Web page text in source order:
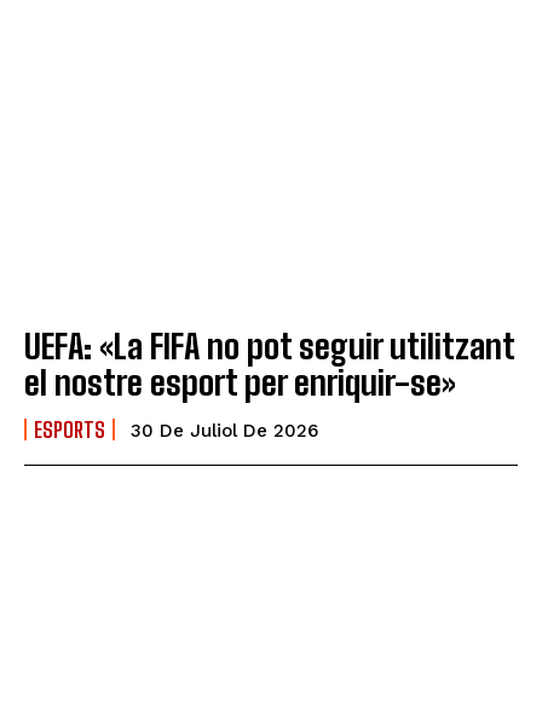
UEFA: «La FIFA no pot seguir utilitzant
el nostre esport per enriquir-se»
ESPORTS 30 De Juliol De 2026